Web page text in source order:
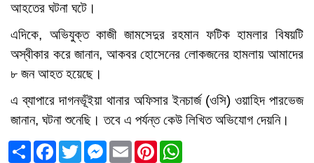
আহতের ঘটনা ঘটে।
এদিকে, অভিযুক্ত কাজী জামসেদুর রহমান ফটিক হামলার বিষয়টি
অস্বীকার করে জানান, আকবর হোসেনের লোকজনের হামলায় আমাদের
৮ জন আহত হয়েছে।
এ ব্যাপারে দাগনভূঁইয়া থানার অফিসার ইনচার্জ (ওসি) ওয়াহিদ পারভেজ
জানান, ঘটনা শুনেছি। তবে এ পর্যন্ত কেউ লিখিত অভিযোগ দেয়নি।
ভাগাভাগি
করুন
Facebook
TwitterMessenger
EmailPinterest